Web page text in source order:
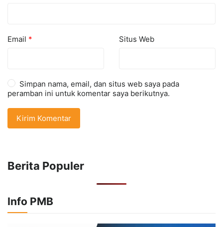
Email * Situs Web
Simpan nama, email, dan situs web saya pada
peramban ini untuk komentar saya berikutnya.
Berita Populer
Info PMB